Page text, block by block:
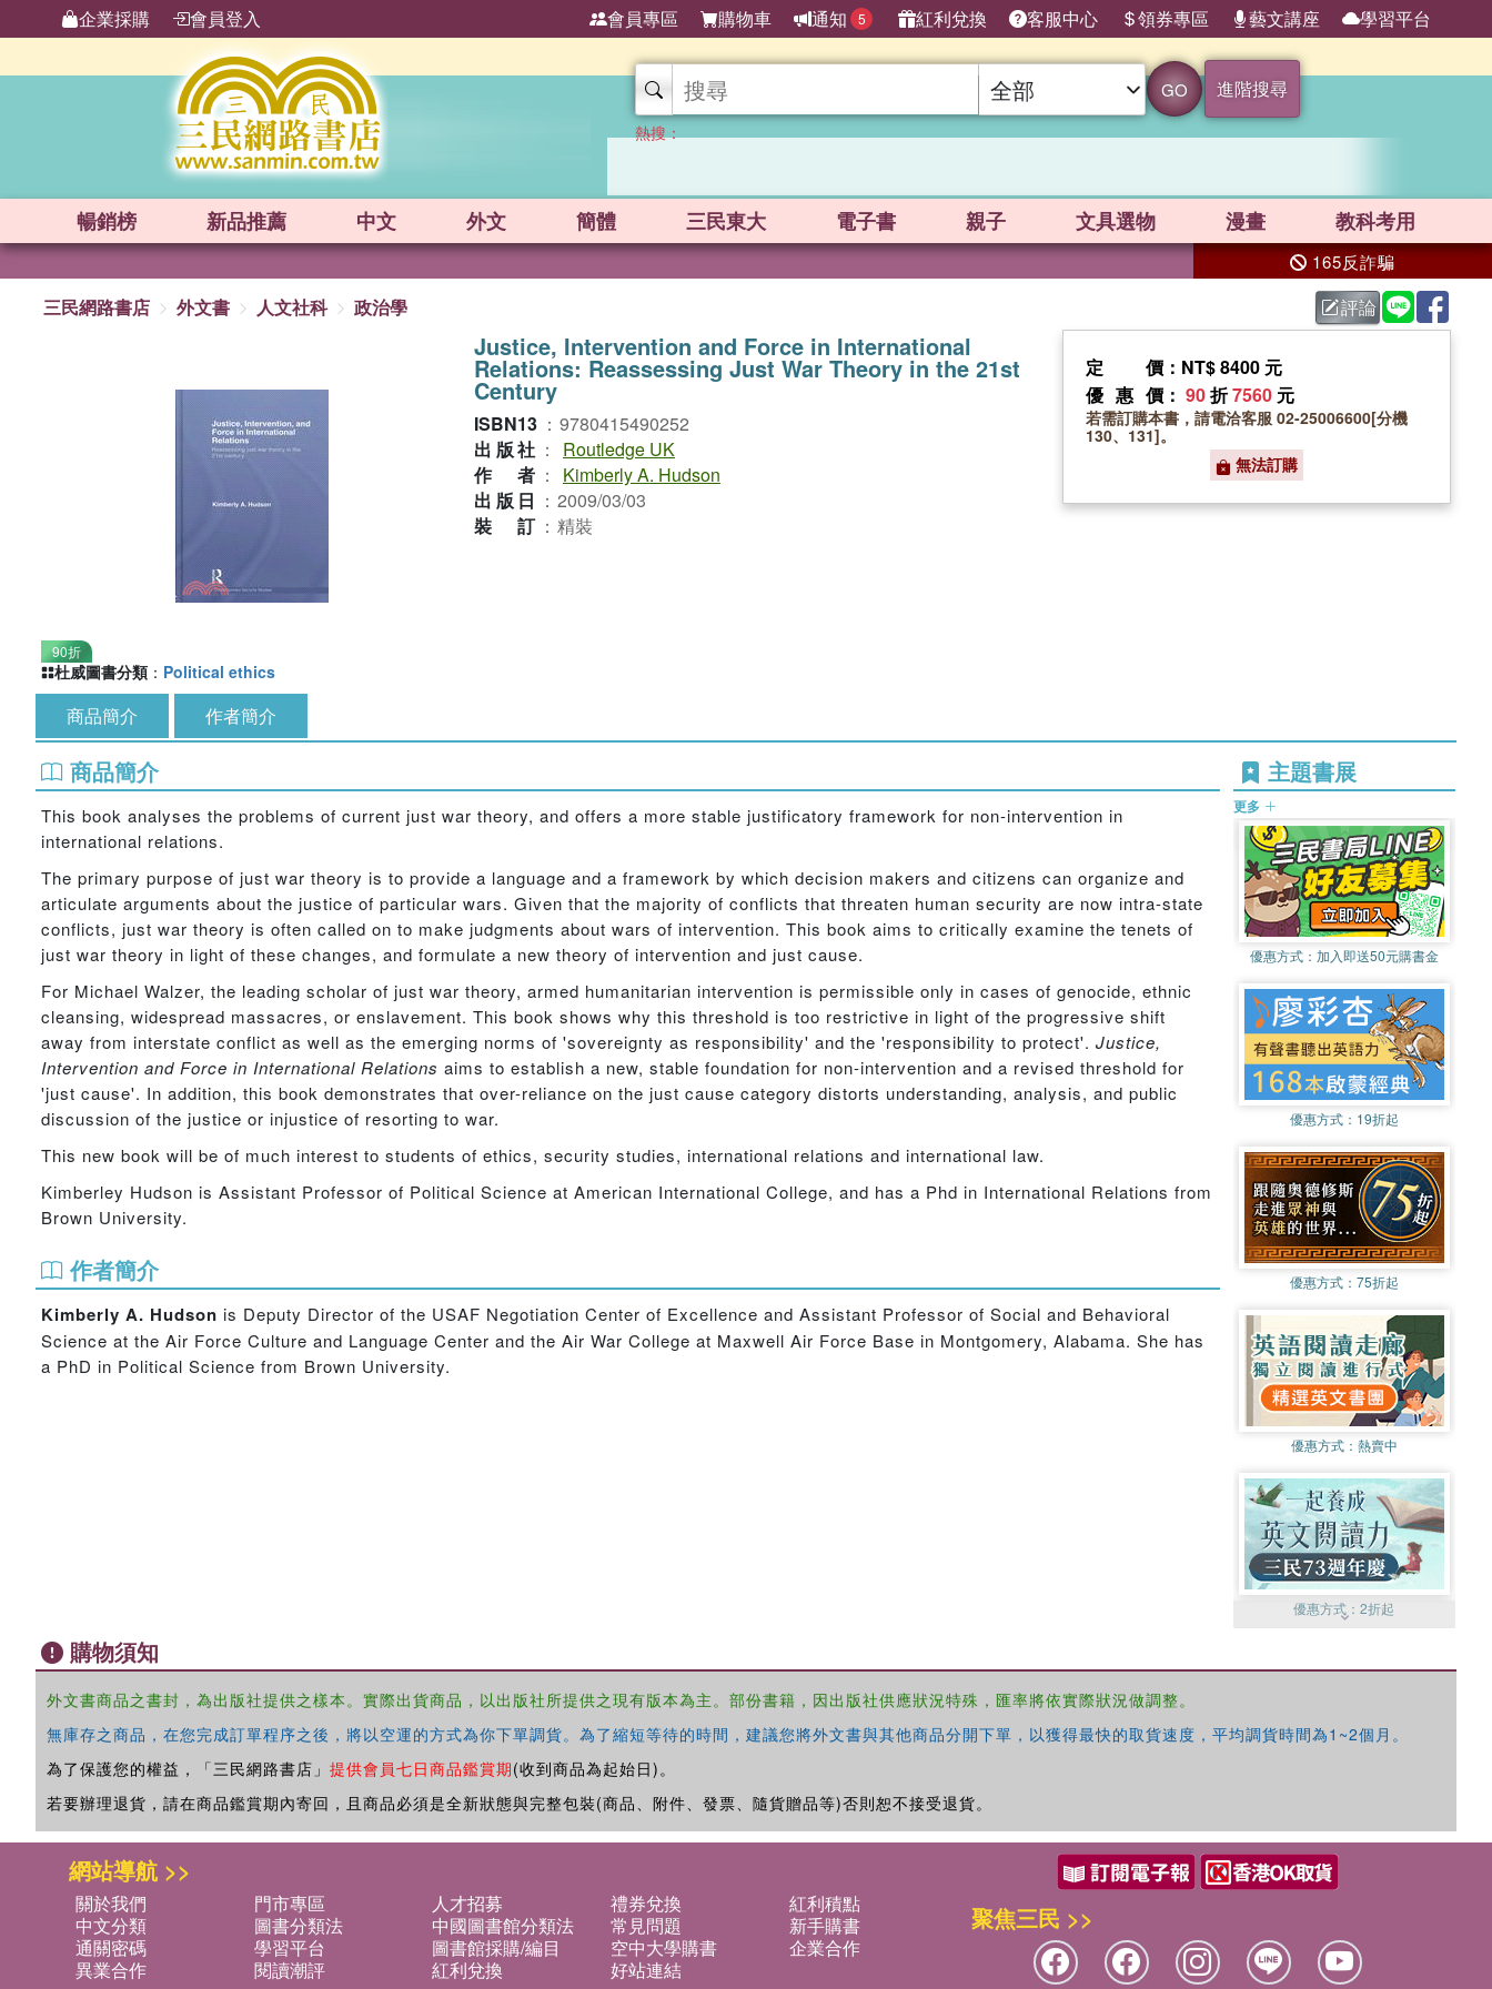
企業採購 會員登入 會員專區 購物車 通知 5 紅利兌換 客服中心 領券專區 藝文講座 學習平台
GO 進階搜尋
熱搜：
暢銷榜 新品推薦 中文 外文 簡體 三民東大 電子書 親子 文具選物 漫畫 教科考用
165反詐騙
三民網路書店 外文書 人文社科 政治學 評論
90折
Justice, Intervention and Force in International
Relations: Reassessing Just War Theory in the 21st
Century
ISBN13 ： 9780415490252
出版社 ：
Routledge UK
作者 ：
Kimberly A. Hudson
出版日 ： 2009/03/03
裝訂 ： 精裝
定價 ：NT$ 8400 元
優惠價 ： 90折7560 元
若需訂購本書，請電洽客服 02-25006600[分機
130、131]。
無法訂購
杜威圖書分類 ： Political ethics
商品簡介 作者簡介
商品簡介
This book analyses the problems of current just war theory, and offers a more stable justificatory framework for non-intervention in
international relations.
The primary purpose of just war theory is to provide a language and a framework by which decision makers and citizens can organize and
articulate arguments about the justice of particular wars. Given that the majority of conflicts that threaten human security are now intra-state
conflicts, just war theory is often called on to make judgments about wars of intervention. This book aims to critically examine the tenets of
just war theory in light of these changes, and formulate a new theory of intervention and just cause.
For Michael Walzer, the leading scholar of just war theory, armed humanitarian intervention is permissible only in cases of genocide, ethnic
cleansing, widespread massacres, or enslavement. This book shows why this threshold is too restrictive in light of the progressive shift
away from interstate conflict as well as the emerging norms of 'sovereignty as responsibility' and the 'responsibility to protect'. Justice,
Intervention and Force in International Relations aims to establish a new, stable foundation for non-intervention and a revised threshold for
'just cause'. In addition, this book demonstrates that over-reliance on the just cause category distorts understanding, analysis, and public
discussion of the justice or injustice of resorting to war.
This new book will be of much interest to students of ethics, security studies, international relations and international law.
Kimberley Hudson is Assistant Professor of Political Science at American International College, and has a Phd in International Relations from
Brown University.
作者簡介
Kimberly A. Hudson is Deputy Director of the USAF Negotiation Center of Excellence and Assistant Professor of Social and Behavioral
Science at the Air Force Culture and Language Center and the Air War College at Maxwell Air Force Base in Montgomery, Alabama. She has
a PhD in Political Science from Brown University.
主題書展
更多
優惠方式： 加入即送50元購書金
優惠方式： 19折起
優惠方式： 75折起
優惠方式： 熱賣中
優惠方式：2折起
購物須知
外文書商品之書封，為出版社提供之樣本。實際出貨商品，以出版社所提供之現有版本為主。部份書籍，因出版社供應狀況特殊，匯率將依實際狀況做調整。
無庫存之商品，在您完成訂單程序之後，將以空運的方式為你下單調貨。為了縮短等待的時間，建議您將外文書與其他商品分開下單，以獲得最快的取貨速度，平均調貨時間為1~2個月。
為了保護您的權益，「三民網路書店」 提供會員七日商品鑑賞期(收到商品為起始日)。
若要辦理退貨，請在商品鑑賞期內寄回，且商品必須是全新狀態與完整包裝(商品、附件、發票、隨貨贈品等)否則恕不接受退貨。
網站導航 >>
關於我們 門市專區 人才招募 禮券兌換
紅利積點
中文分類
圖書分類法 中國圖書館分類法 常見問題
新手購書
通關密碼
學習平台 圖書館採購/編目 空中大學購書
企業合作
異業合作
閱讀潮評 紅利兌換 好站連結
聚焦三民 >>